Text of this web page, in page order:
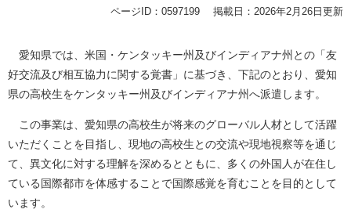
ページID：0597199 掲載日：2026年2月26日更新
愛知県では、米国・ケンタッキー州及びインディアナ州との「友
好交流及び相互協力に関する覚書」に基づき、下記のとおり、愛知
県の高校生をケンタッキー州及びインディアナ州へ派遣します。
この事業は、愛知県の高校生が将来のグローバル人材として活躍
いただくことを目指し、現地の高校生との交流や現地視察等を通じ
て、異文化に対する理解を深めるとともに、多くの外国人が在住し
ている国際都市を体感することで国際感覚を育むことを目的として
います。